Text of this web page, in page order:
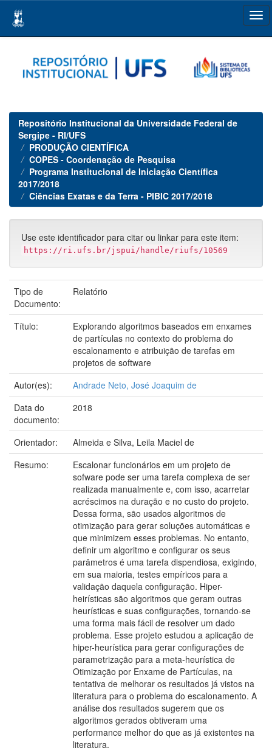
navigation
Repositório Institucional da Universidade Federal de
Sergipe - RI/UFS
PRODUÇÃO CIENTÍFICA
COPES - Coordenação de Pesquisa
Programa Institucional de Iniciação Científica
2017/2018
Ciências Exatas e da Terra - PIBIC 2017/2018
Use este identificador para citar ou linkar para este item:
https://ri.ufs.br/jspui/handle/riufs/10569
Tipo de
Documento:
Relatório
Título:
Explorando algoritmos baseados em enxames
de partículas no contexto do problema do
escalonamento e atribuição de tarefas em
projetos de software
Autor(es):
Andrade Neto, José Joaquim de
Data do
documento:
2018
Orientador:
Almeida e Silva, Leila Maciel de
Resumo:
Escalonar funcionários em um projeto de
sofware pode ser uma tarefa complexa de ser
realizada manualmente e, com isso, acarretar
acréscimos na duração e no custo do projeto.
Dessa forma, são usados algoritmos de
otimização para gerar soluções automáticas e
que minimizem esses problemas. No entanto,
definir um algoritmo e configurar os seus
parâmetros é uma tarefa dispendiosa, exigindo,
em sua maioria, testes empíricos para a
validação daquela configuração. Hiper-
heirísticas são algoritmos que geram outras
heurísticas e suas configurações, tornando-se
uma forma mais fácil de resolver um dado
problema. Esse projeto estudou a aplicação de
hiper-heurística para gerar configurações de
parametrização para a meta-heurística de
Otimização por Enxame de Partículas, na
tentativa de melhorar os resultados já vistos na
literatura para o problema do escalonamento. A
análise dos resultados sugerem que os
algoritmos gerados obtiveram uma
performance melhor do que as já existentes na
literatura.